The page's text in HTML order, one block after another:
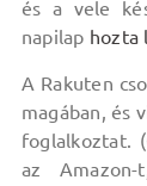
és a vele
napilap hozta
A Rakuten
magában, és
foglalkoztat.
az